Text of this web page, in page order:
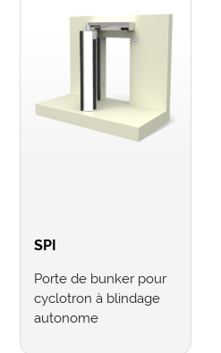
SPI
Porte de bunker pour
cyclotron à blindage
autonome